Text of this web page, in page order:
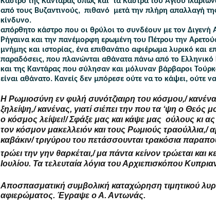
από τους Βυζαντινούς,  πιθανό  μετά την πλήρη απαλλαγή
κίνδυνο.
απόρθητο κάστρο που οι θρύλοι το συνδέουν με τον Διγενή
Ρήγαινα και την πανέμορφη ερωμένη του Πέτρου την
μνήμης και ιστορίας, ένα επιθανάτιο αφιέρωμα λυρικό
παραδόσεις, που πλανώνται αθάνατα πάνω από το
και της Καντάρας που σύλησαν και μόλυναν βάρβαροι
είναι αθάνατο. Κανείς δεν μπόρεσε ούτε να το κάψει, ούτε
Η Ρωμιοσύνη εν φυλή συνότζιαιρη του κόσμου,/
ξηλείψη,/ κανένας, γιατί σιέπει την που τα ‘ψη ο
ο κόσμος λείψει!/ Σφάξε μας και κάψε μας  ούλους κι
τον κόσμον μακελλειόν και τους Ρωμιούς τραούλλια,/
καβάκιν/ τριγύρου του πετάσσουνται τρακόσια
τρώει την γην θαρκέται,/ μα πάντα κείνον τρώεται και
Ιουλίου. Τα τελευταία λόγια του Αρχιεπισκόπου
Αποσπασματική συμβολική καταχώρηση τιμητικού
αφιερώματος. Έγραψε ο Α. Αντωνάς.